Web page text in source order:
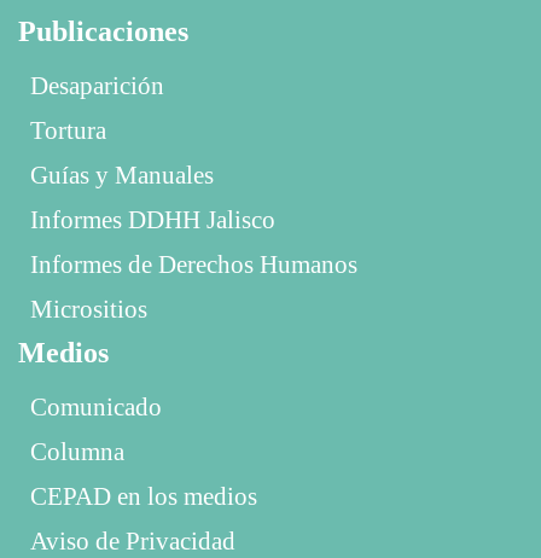
Publicaciones
Desaparición
Tortura
Guías y Manuales
Informes DDHH Jalisco
Informes de Derechos Humanos
Micrositios
Medios
Comunicado
Columna
CEPAD en los medios
Aviso de Privacidad